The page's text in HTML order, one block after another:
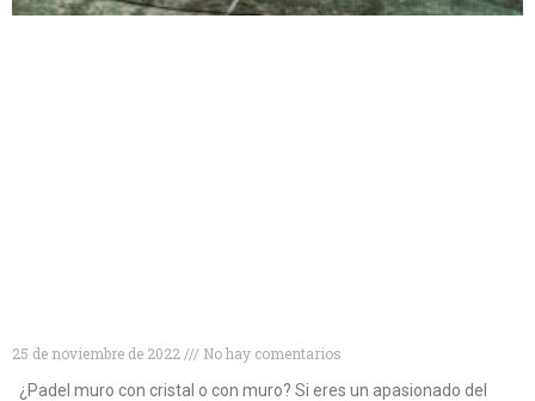
25 de noviembre de 2022
No hay comentarios
¿Padel muro con cristal o con muro? Si eres un apasionado del